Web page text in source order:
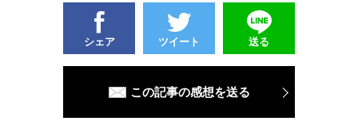
シェア ツイート 送る
この記事の感想を送る